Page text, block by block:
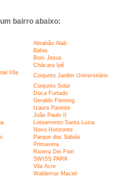
bairro abaixo:
Abrahão Alab
Bahia
Bom Jesus
Chácara Ipê
Vila
Conjunto Jardim Universitário
Conjunto Solar
Doca Furtado
Geraldo Fleming
Izaura Parente
João Paulo II
Loteamento Santa Luzia
Novo Horizonte
Parque dos Sabiás
Primavera
Riviera Dei Fiori
SWISS PARK
Vila Acre
Waldemar Maciel